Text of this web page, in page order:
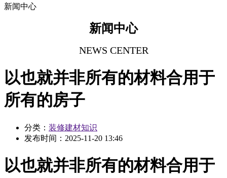
新闻中心
新闻中心
NEWS CENTER
以也就并非所有的材料合用于
所有的房子
分类： 装修建材知识
发布时间： 2025-11-20 13:46
以也就并非所有的材料合用于